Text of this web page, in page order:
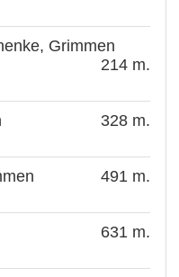
Grimmen
214 m.
328 m.
491 m.
631 m.